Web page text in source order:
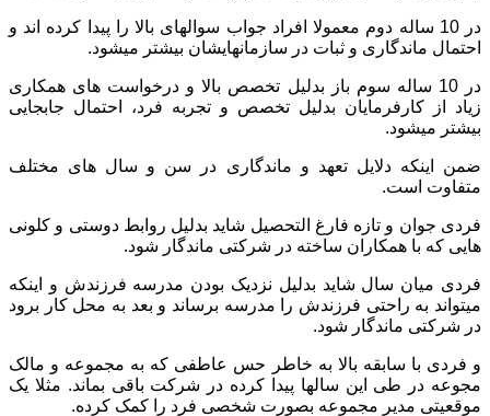
در 10 ساله دوم معمولا افراد جواب سوالهای بالا را پیدا کرده اند و
احتمال ماندگاری و ثبات در سازمانهایشان بیشتر میشود.
در 10 ساله سوم باز بدلیل تخصص بالا و درخواست های همکاری
زیاد از کارفرمایان بدلیل تخصص و تجربه فرد، احتمال جابجایی
بیشتر میشود.
ضمن اینکه دلایل تعهد و ماندگاری در سن و سال های مختلف
متفاوت است.
فردی جوان و تازه فارغ التحصیل شاید بدلیل روابط دوستی و کلونی
هایی که با همکاران ساخته در شرکتی ماندگار شود.
فردی میان سال شاید بدلیل نزدیک بودن مدرسه فرزندش و اینکه
میتواند به راحتی فرزندش را مدرسه برساند و بعد به محل کار برود
در شرکتی ماندگار شود.
و فردی با سابقه بالا به خاطر حس عاطفی که به مجموعه و مالک
مجوعه در طی این سالها پیدا کرده در شرکت باقی بماند. مثلا یک
موقعیتی مدیر مجموعه بصورت شخصی فرد را کمک کرده.